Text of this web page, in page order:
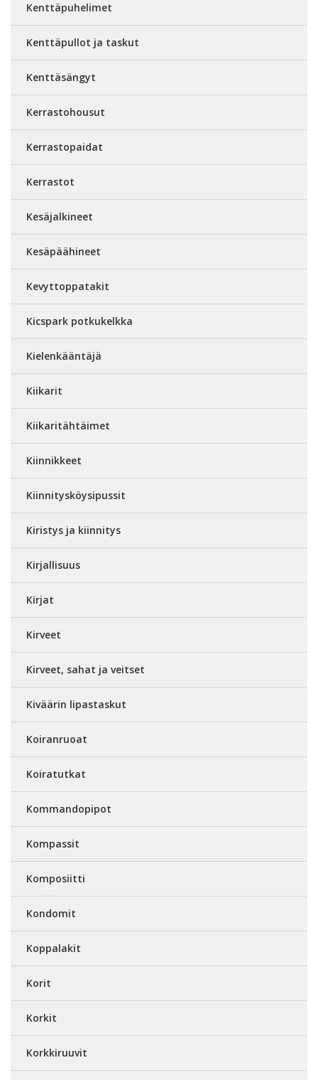
Kenttäpuhelimet
Kenttäpullot ja taskut
Kenttäsängyt
Kerrastohousut
Kerrastopaidat
Kerrastot
Kesäjalkineet
Kesäpäähineet
Kevyttoppatakit
Kicspark potkukelkka
Kielenkääntäjä
Kiikarit
Kiikaritähtäimet
Kiinnikkeet
Kiinnitysköysipussit
Kiristys ja kiinnitys
Kirjallisuus
Kirjat
Kirveet
Kirveet, sahat ja veitset
Kiväärin lipastaskut
Koiranruoat
Koiratutkat
Kommandopipot
Kompassit
Komposiitti
Kondomit
Koppalakit
Korit
Korkit
Korkkiruuvit